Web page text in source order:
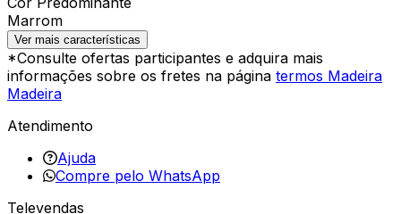
Marrom
Ver mais características
*Consulte ofertas participantes e adquira mais
informações sobre os fretes na página termos Madeira
Madeira
Atendimento
Ajuda
Compre pelo WhatsApp
Televendas